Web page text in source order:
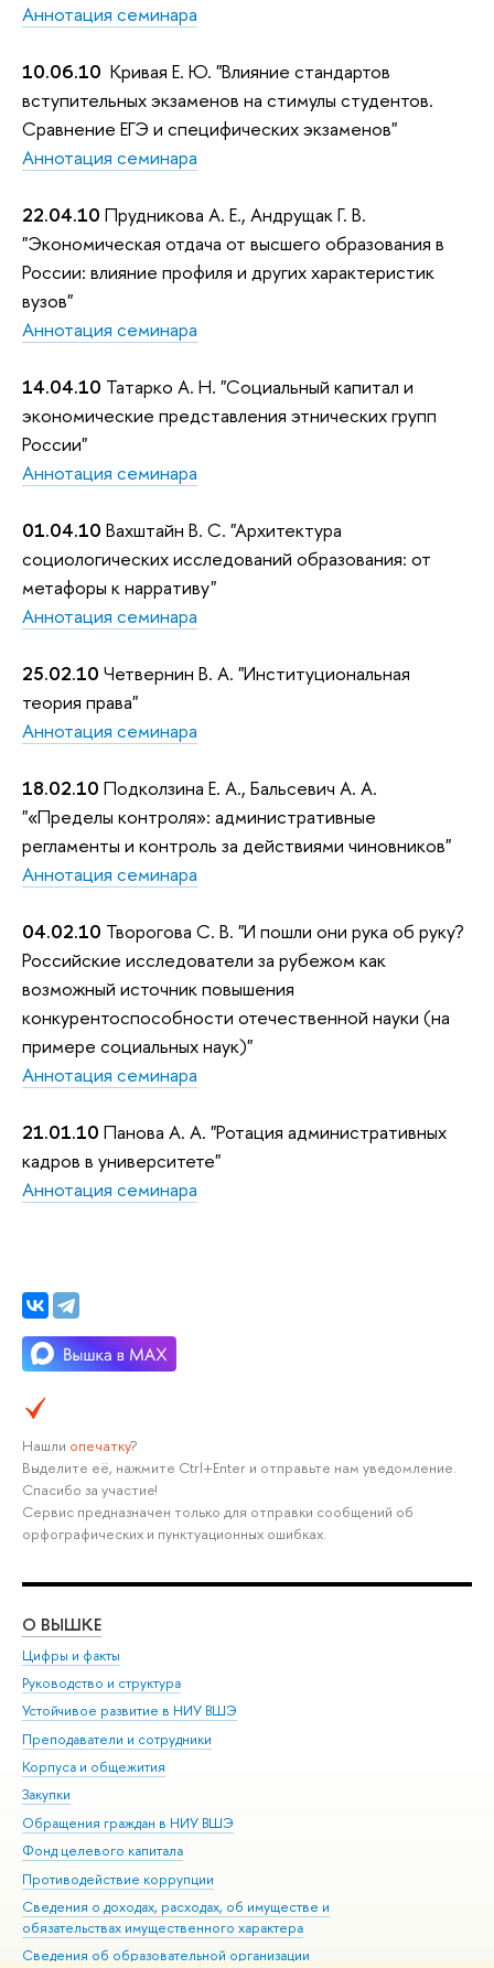
Аннотация семинара
10.06.10 Кривая Е. Ю. "Влияние стандартов
вступительных экзаменов на стимулы студентов.
Сравнение ЕГЭ и специфических экзаменов"
Аннотация семинара
22.04.10 Прудникова А. Е., Андрущак Г. В.
"Экономическая отдача от высшего образования в
России: влияние профиля и других характеристик
вузов"
Аннотация семинара
14.04.10 Татарко А. Н. "Социальный капитал и
экономические представления этнических групп
России"
Аннотация семинара
01.04.10 Вахштайн В. С. "Архитектура
социологических исследований образования: от
метафоры к нарративу"
Аннотация семинара
25.02.10 Четвернин В. А. "Институциональная
теория права"
Аннотация семинара
18.02.10 Подколзина Е. А., Бальсевич А. А.
"«Пределы контроля»: административные
регламенты и контроль за действиями чиновников"
Аннотация семинара
04.02.10 Творогова С. В. "И пошли они рука об руку?
Российские исследователи за рубежом как
возможный источник повышения
конкурентоспособности отечественной науки (на
примере социальных наук)"
Аннотация семинара
21.01.10 Панова А. А. "Ротация административных
кадров в университете"
Аннотация семинара
Нашли опечатку?
Выделите её, нажмите Ctrl+Enter и отправьте нам уведомление.
Спасибо за участие!
Сервис предназначен только для отправки сообщений об
орфографических и пунктуационных ошибках.
О ВЫШКЕ
Цифры и факты
Руководство и структура
Устойчивое развитие в НИУ ВШЭ
Преподаватели и сотрудники
Корпуса и общежития
Закупки
Обращения граждан в НИУ ВШЭ
Фонд целевого капитала
Противодействие коррупции
Сведения о доходах, расходах, об имуществе и
обязательствах имущественного характера
Сведения об образовательной организации